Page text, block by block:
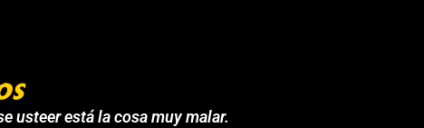
usteer está la cosa muy malar.